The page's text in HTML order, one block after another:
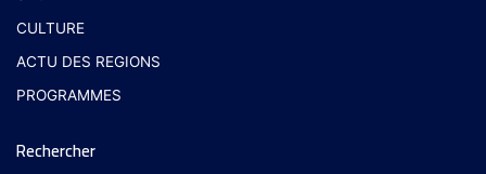
CULTURE
ACTU DES REGIONS
PROGRAMMES
Rechercher